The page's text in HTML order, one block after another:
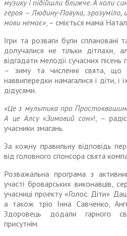
музику і підійшли ближче. А коли
героя – Людину-Павука, зрозуміло,
мови немає», – сміється мама
Ігри та розваги були
долу­чалися не тільки дітлахи,
відгадати мелодії сучасних
– зиму та численні свята, що
наввипередки нама­галися і діти, і
дідусями.
«Це з мультика про
А це Алсу «Зимовий сон»!, –
учасники змагань.
За кожну правильну відповідь
від головного спонсора свята
Розважальна програма з
участі броварських виконавців,
учасниці проекту «Голос. Діти»
а також тріо Інна Савченко,
Здоровець додали гарного
присутнім.